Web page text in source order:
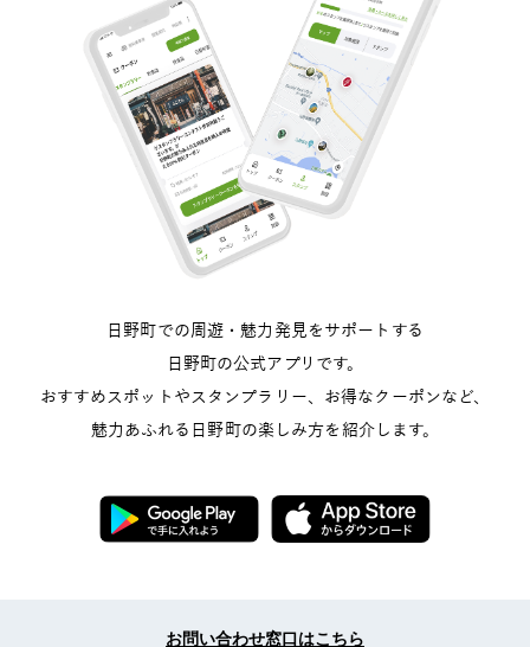
日野町での周遊・魅力発見をサポートする
日野町の公式アプリです。
おすすめスポットやスタンプラリー、 お得なクーポンなど、
魅力あふれる日野町の楽しみ方を紹介します。
お問い合わせ窓口はこちら